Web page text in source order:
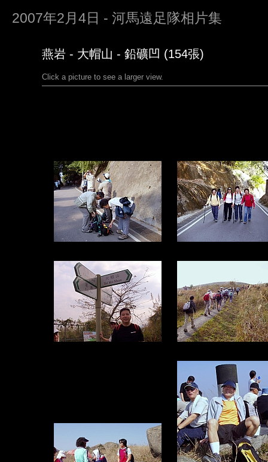
2007年2月4日 - 河馬遠足隊相片集
燕岩 - 大帽山 - 鉛礦凹 (154張)
Click a picture to see a larger view.